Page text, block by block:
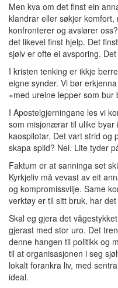
Men kva om det finst ein
klandrar eller søkjer
konfronterer og avslører
det likevel finst hjelp. Det
sjølv er ofte ei avsporing.
I kristen tenking er ikkje
eigne synder. Vi bør
«med ureine lepper som
I Apostelgjerningane les vi
som misjonærar til ulike byar
kaospilotar. Det vart strid og
skapa splid? Nei. Lite tyder
Faktum er at sanninga set
Kyrkjeliv må vevast av eit
og kompromissvilje. Same
verktøy er til sitt bruk, har
Skal eg gjera det
gjerast med stor uro. Det
denne hangen til politikk og
til at organisasjonen i seg
lokalt forankra liv, med
ideal.